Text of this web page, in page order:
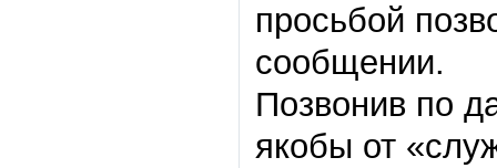
просьбой
сообщении.
Позвонив по
якобы от